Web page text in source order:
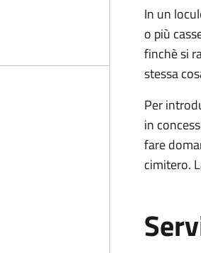
In un
o più
finchè si
stessa
Per
in
fare
cimitero.